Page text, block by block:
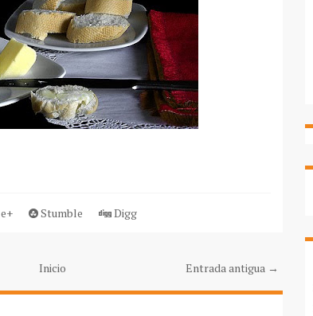
Stumble Digg
Entrada antigua →
Inicio